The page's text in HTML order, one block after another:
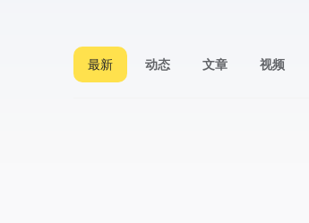
最新 动态 文章 视频